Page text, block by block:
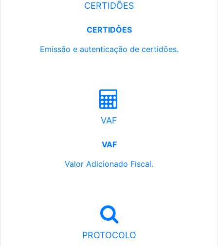
CERTIDÕES
CERTIDÕES
Emissão e autenticação de certidões.
VAF
VAF
Valor Adicionado Fiscal.
PROTOCOLO